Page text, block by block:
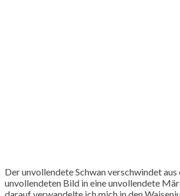
Der unvollendete Schwan verschwindet aus
unvollendeten Bild in eine unvollendete